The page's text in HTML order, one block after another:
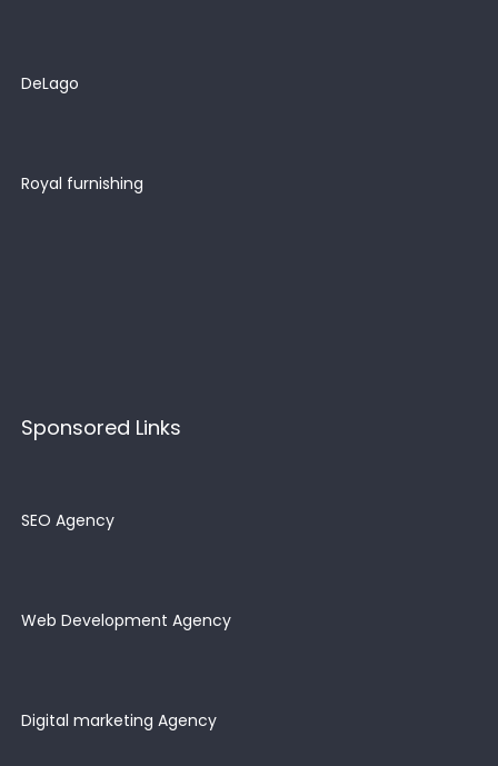
DeLago
Royal furnishing
Sponsored Links
SEO Agency
Web Development Agency
Digital marketing Agency